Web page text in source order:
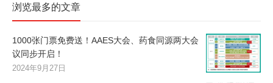
浏览最多的文章
1000张门票免费送！AAES大会、药食同源两大会
议同步开启！
2024年9月27日